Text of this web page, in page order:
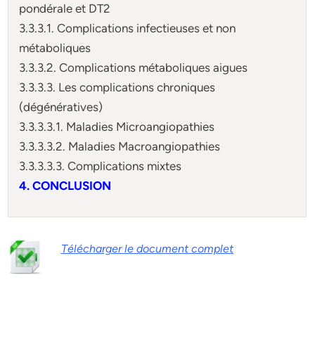
pondérale et DT2
3.3.3.1. Complications infectieuses et non
métaboliques
3.3.3.2. Complications métaboliques aigues
3.3.3.3. Les complications chroniques
(dégénératives)
3.3.3.3.1. Maladies Microangiopathies
3.3.3.3.2. Maladies Macroangiopathies
3.3.3.3.3. Complications mixtes
4. CONCLUSION
Télécharger le document complet